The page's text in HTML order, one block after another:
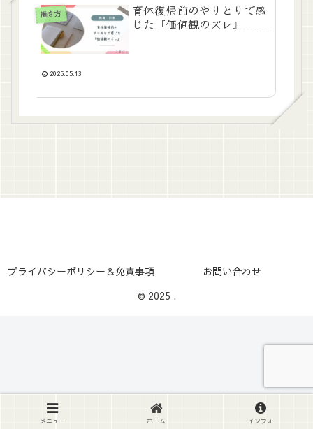
働き方
育休復帰前のやりとりで感
じた『価値観のズレ』
2025.05.13
プライバシーポリシー＆免責事項
お問い合わせ
© 2025 .
メニュー ホーム インフォ